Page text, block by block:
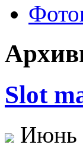
Slot
Июнь